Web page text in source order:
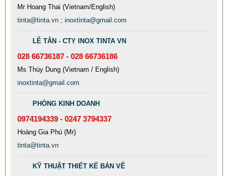
MẪU CỘT CỜ INOX ĐẸP GIÁ RẺ
Mr Hoang Thai (Vietnam/English)
tinta@tinta.vn ; inoxtinta@gmail.com
LỄ TÂN - CTY INOX TINTA VN
028 66736187 - 028 66736186
Ms Thùy Dung (Vietnam / English)
inoxtinta@gmail.com
PHÒNG KINH DOANH
0974194339 - 0247 3794337
Hoàng Gia Phú (Mr)
tinta@tinta.vn
KỸ THUẬT THIẾT KẾ BẢN VẼ